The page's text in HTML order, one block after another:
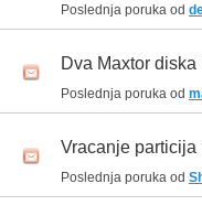
Poslednja poruka od
Dva Maxtor
Poslednja poruka od
Vracanje particija
Poslednja poruka od